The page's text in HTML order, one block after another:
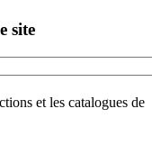
site
et les catalogues de